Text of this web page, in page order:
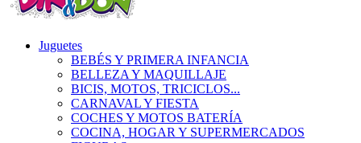
Juguetes
BEBÉS Y PRIMERA INFANCIA
BELLEZA Y MAQUILLAJE
BICIS, MOTOS, TRICICLOS...
CARNAVAL Y FIESTA
COCHES Y MOTOS BATERÍA
COCINA, HOGAR Y SUPERMERCADOS